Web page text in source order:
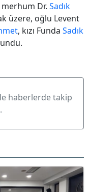
merhum Dr. Sadık
üzere, oğlu Levent
, kızı Funda Sadık
haberlerde takip